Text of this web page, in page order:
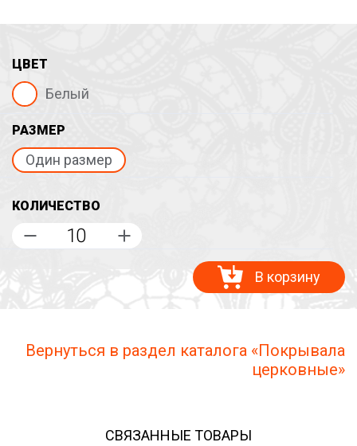
ЦВЕТ
Белый
РАЗМЕР
Один размер
КОЛИЧЕСТВО
В корзину
Вернуться в раздел каталога «Покрывала
церковные»
СВЯЗАННЫЕ ТОВАРЫ